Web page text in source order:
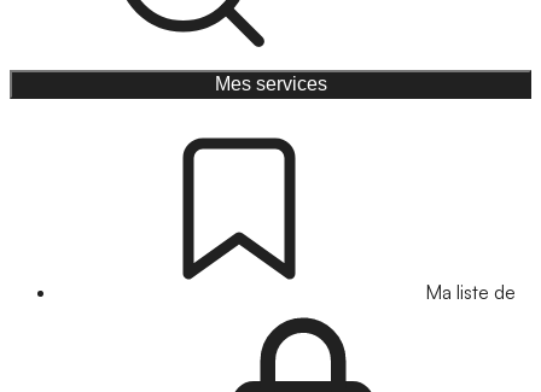
Mes services
Ma liste de